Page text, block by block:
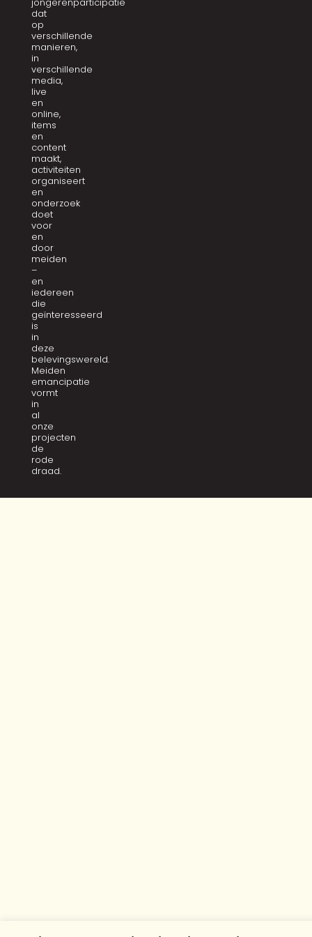
dat
op
verschillende
manieren,
in
verschillende
media,
live
en
online,
items
en
content
maakt,
activiteiten
organiseert
en
onderzoek
doet
voor
en
door
meiden
–
en
iedereen
die
geïnteresseerd
is
in
deze
belevingswereld.
Meiden
emancipatie
vormt
in
al
onze
projecten
de
rode
draad.